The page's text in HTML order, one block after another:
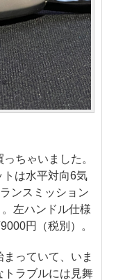
ちゃいました。
は水平対向6気
ンスミッション
左ハンドル仕様
円（税別）。
っていて、いま
トラブルには見舞